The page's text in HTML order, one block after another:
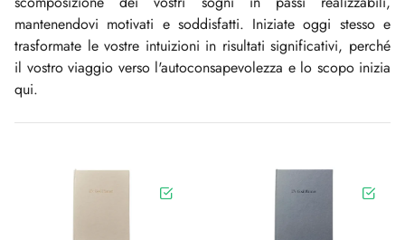
mantenendovi motivati e soddisfatti. Iniziate oggi stesso e
trasformate le vostre intuizioni in risultati significativi, perché
il vostro viaggio verso l'autoconsapevolezza e lo scopo inizia
qui.